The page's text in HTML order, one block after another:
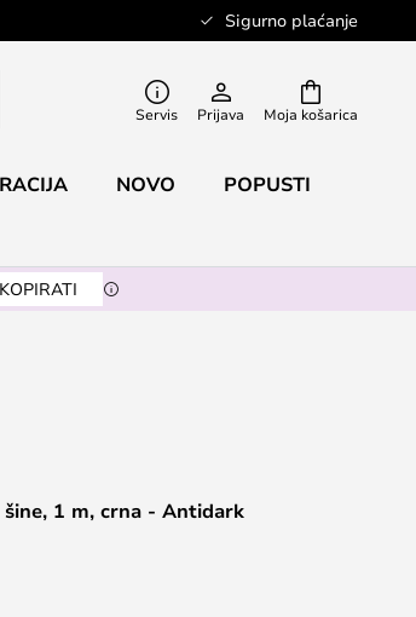
Sigurno plaćanje
Moja košarica
Servis Prijava
NOVO POPUSTI
KOPIRATI
1 m, crna - Antidark